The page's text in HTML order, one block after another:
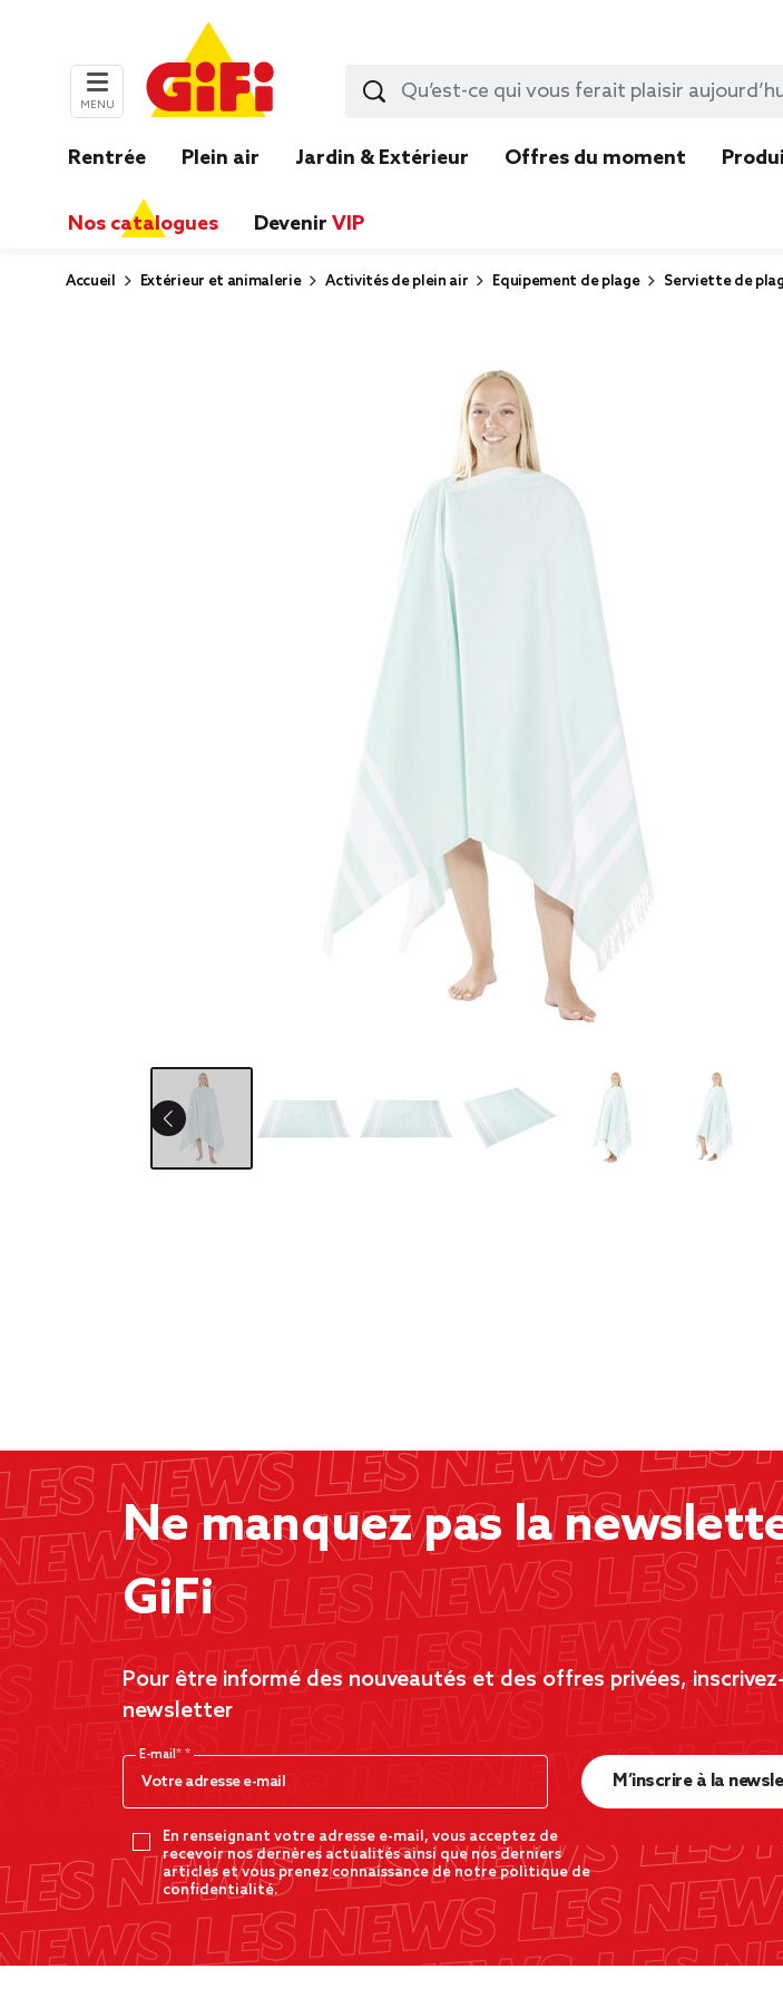
MENU
Rentrée Plein air Jardin & Extérieur Offres du moment
Nos catalogues Devenir VIP
Accueil Extérieur et animalerie Activités de plein air Equipement de plage Serviette de
Ne manquez pas la
GiFi
Pour être informé des nouveautés et des offres privées,
newsletter
E-mail*
En renseignant votre adresse e-mail, vous acceptez de
recevoir nos dernères actualités ainsi que nos derniers
articles et vous prenez connaissance de notre politique de
confidentialité.
M’inscrire à la